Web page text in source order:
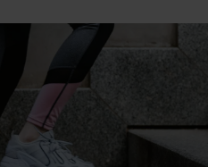
Dit terwijl je van een half uur
hebt. Hoe kan dat?